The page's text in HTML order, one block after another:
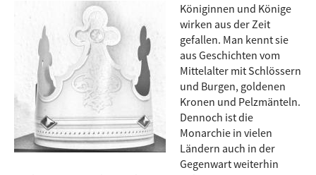
Königinnen und Könige
wirken aus der Zeit
gefallen. Man kennt sie
aus Geschichten vom
Mittelalter mit Schlössern
und Burgen, goldenen
Kronen und Pelzmänteln.
Dennoch ist die
Monarchie in vielen
Ländern auch in der
Gegenwart weiterhin